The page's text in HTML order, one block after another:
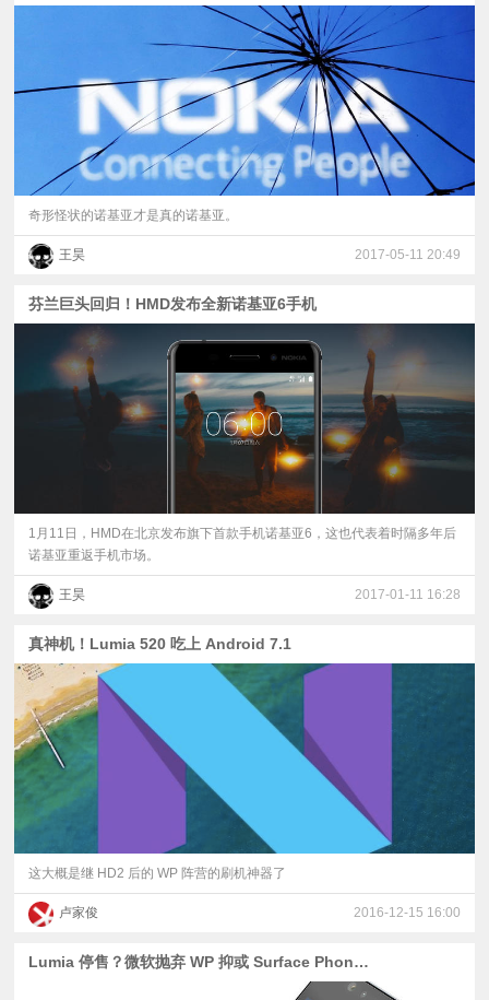
奇形怪状的诺基亚才是真的诺基亚。
王昊 2017-05-11 20:49
芬兰巨头回归！HMD发布全新诺基亚6手机
1月11日，HMD在北京发布旗下首款手机诺基亚6，这也代表着时隔多年后
诺基亚重返手机市场。
王昊 2017-01-11 16:28
真神机！Lumia 520 吃上 Android 7.1
这大概是继 HD2 后的 WP 阵营的刷机神器了
卢家俊 2016-12-15 16:00
Lumia 停售？微软抛弃 WP 抑或 Surface Phone 重生